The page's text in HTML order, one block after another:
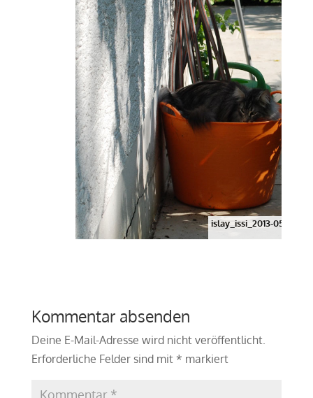
islay_issi_2013-
Kommentar absenden
Deine E-Mail-Adresse wird nicht veröffentlicht.
Erforderliche Felder sind mit * markiert